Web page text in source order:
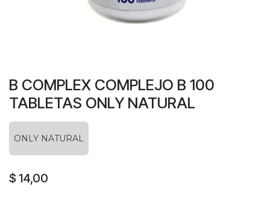
B COMPLEX COMPLEJO B 100
TABLETAS ONLY NATURAL
ONLY NATURAL
$ 14,00